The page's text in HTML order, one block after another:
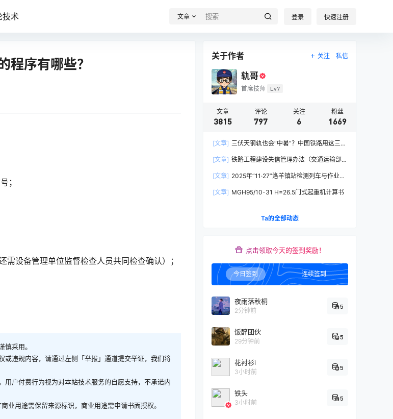
技术 文章 登录 快速注册
程序有哪些？
；
需设备管理单位监督检查人员共同检查确认）；
采用。
违规内容，请通过左侧「举报」通道提交举证，我们将
户付费行为视为对本站技术服务的自愿支持，不承诺内
业用途需保留来源标识，商业用途需申请书面授权。
关于作者 关注 私信
轨哥
首席技师 Lv7
文章
3815
评论
797
关注
6
粉丝
1669
[文章] 三伏天钢轨也会“中暑”？中国铁路用这三招
[文章] 铁路工程建设失信管理办法（交通运输部
[文章] 2025年“11·27”洛羊镇站检测列车与作业人
[文章] MGH95/10-31 H=26.5门式起重机计算书
Ta的全部动态
点击领取今天的签到奖励！
今日签到 连续签到
夜雨落秋桐
2分钟前
5
饭醉团伙
29分钟前
5
花衬衫i
3小时前
5
铁头
3小时前
5